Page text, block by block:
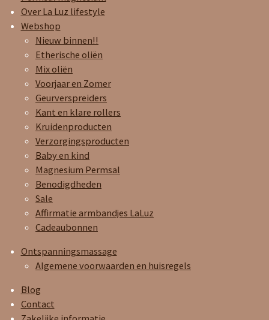
m
Over La Luz lifestyle
Webshop
Nieuw binnen!!
Etherische oliën
Mix oliën
Voorjaar en Zomer
Geurverspreiders
Kant en klare rollers
Kruidenproducten
Verzorgingsproducten
Baby en kind
Magnesium Permsal
Benodigdheden
Sale
Affirmatie armbandjes LaLuz
Cadeaubonnen
Ontspanningsmassage
Algemene voorwaarden en huisregels
Blog
Contact